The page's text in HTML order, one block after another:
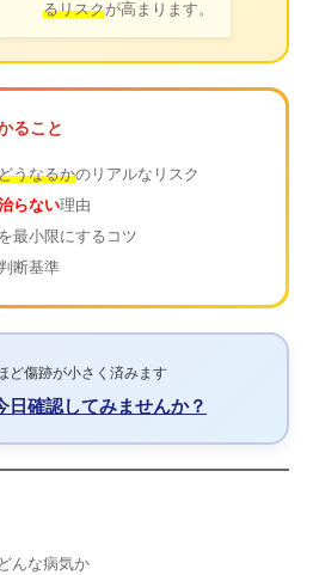
るリスクが高まります。
ること
うなるかのリアルなリスク
らない理由
最小限にするコツ
断基準
ど傷跡が小さく済みます
日確認してみませんか？
んな病気か